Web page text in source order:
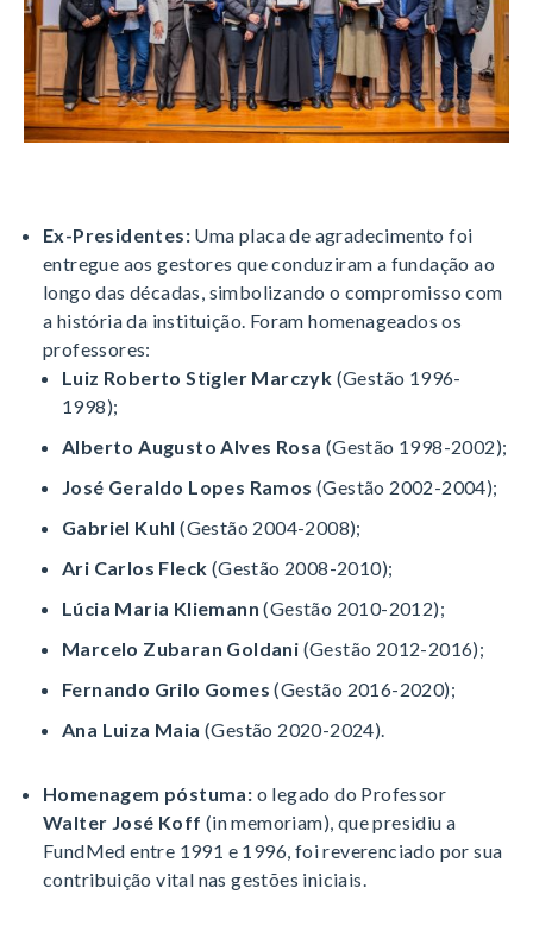
Ex-Presidentes: Uma placa de agradecimento foi
entregue aos gestores que conduziram a fundação ao
longo das décadas, simbolizando o compromisso com
a história da instituição. Foram homenageados os
professores:
Luiz Roberto Stigler Marczyk (Gestão 1996-
1998);
Alberto Augusto Alves Rosa (Gestão 1998-2002);
José Geraldo Lopes Ramos (Gestão 2002-2004);
Gabriel Kuhl (Gestão 2004-2008);
Ari Carlos Fleck (Gestão 2008-2010);
Lúcia Maria Kliemann (Gestão 2010-2012);
Marcelo Zubaran Goldani (Gestão 2012-2016);
Fernando Grilo Gomes (Gestão 2016-2020);
Ana Luiza Maia (Gestão 2020-2024).
Homenagem póstuma: o legado do Professor
Walter José Koff (in memoriam), que presidiu a
FundMed entre 1991 e 1996, foi reverenciado por sua
contribuição vital nas gestões iniciais.